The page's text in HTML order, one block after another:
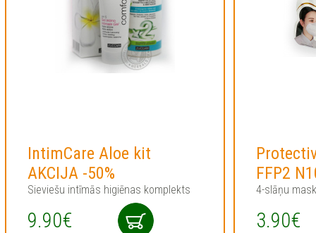
IntimCare Aloe kit
AKCIJA -50%
Sieviešu intīmās higiēnas komplekts
9.90€
FFP2
4-slāņu
3.90€